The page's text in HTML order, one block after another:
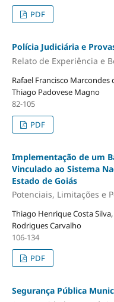
PDF
Polícia Judiciária e
Relato de Experiência e
Rafael Francisco
Thiago Padovese Magno
82-105
PDF
Implementação de um
Vinculado ao Sistema
Estado de Goiás
Potenciais, Limitações e
Thiago Henrique Costa
Rodrigues Carvalho
106-134
PDF
Segurança Pública